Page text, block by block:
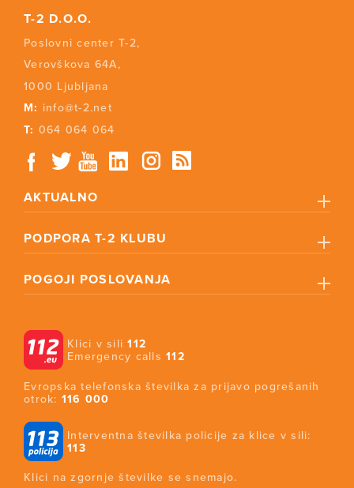
T-2 D.O.O.
Poslovni center T-2,
Verovškova 64A,
1000 Ljubljana
M: info@t-2.net
T: 064 064 064
AKTUALNO
PODPORA T-2 KLUBU
POGOJI POSLOVANJA
Klici v sili112
Emergency calls112
Evropska telefonska številka za prijavo pogrešanih
otrok: 116 000
Interventna številka policije za klice v sili:
113
Klici na zgornje številke se snemajo.